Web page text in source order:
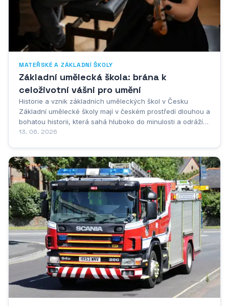
MATEŘSKÉ A ZÁKLADNÍ ŠKOLY
Základní umělecká škola: brána k
celoživotní vášni pro umění
Historie a vznik základních uměleckých škol v Česku
Základní umělecké školy mají v českém prostředí dlouhou a
bohatou historii, která sahá hluboko do minulosti a odráží
společenské, kulturní i politické proměny, jimiž naše země
13. 06. 2026